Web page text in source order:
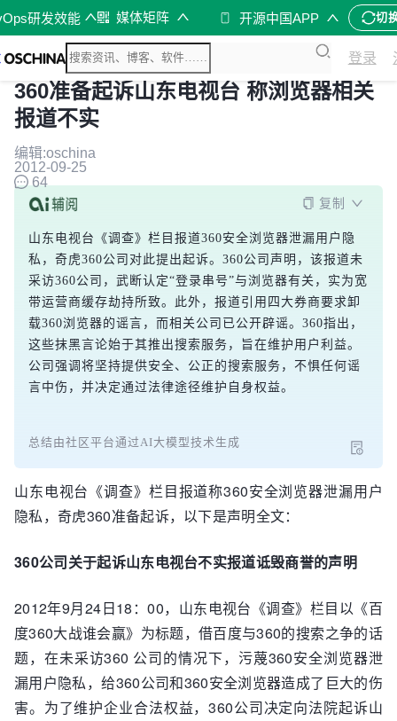
研发效能 媒体矩阵 开源中国APP 切
登录
360准备起诉山东电视台 称浏览器相关
报道不实
编辑:oschina
2012-09-25
64
复制
山东电视台《调查》栏目报道360安全浏览器泄漏用户隐
私，奇虎360公司对此提出起诉。360公司声明，该报道未
采访360公司，武断认定“登录串号”与浏览器有关，实为宽
带运营商缓存劫持所致。此外，报道引用四大券商要求卸
载360浏览器的谣言，而相关公司已公开辟谣。360指出，
这些抹黑言论始于其推出搜索服务，旨在维护用户利益。
公司强调将坚持提供安全、公正的搜索服务，不惧任何谣
言中伤，并决定通过法律途径维护自身权益。
总结由社区平台通过AI大模型技术生成
山东电视台《调查》栏目报道称360安全浏览器泄漏用户
隐私，奇虎360准备起诉，以下是声明全文：
360公司关于起诉山东电视台不实报道诋毁商誉的声明
2012年9月24日18：00，山东电视台《调查》栏目以《百
度360大战谁会赢》为标题，借百度与360的搜索之争的话
题，在未采访360 公司的情况下，污蔑360安全浏览器泄
漏用户隐私，给360公司和360安全浏览器造成了巨大的伤
害。为了维护企业合法权益，360公司决定向法院起诉山